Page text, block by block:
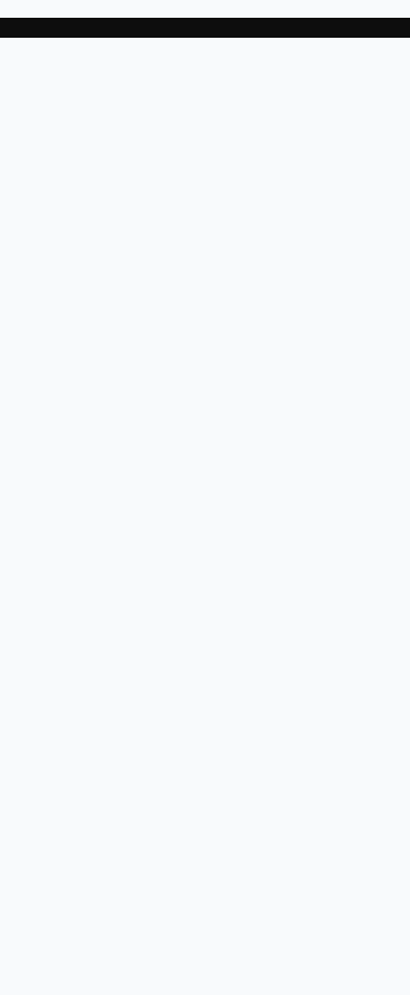
gracias a la señasd de identidad de su legado